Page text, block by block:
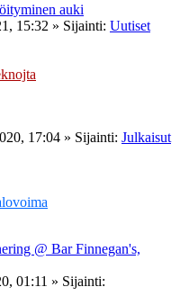
auki
15:32 » Sijainti: Uutiset
17:04 » Sijainti: Julkaisut
@ Bar Finnegan's,
01:11 » Sijainti: